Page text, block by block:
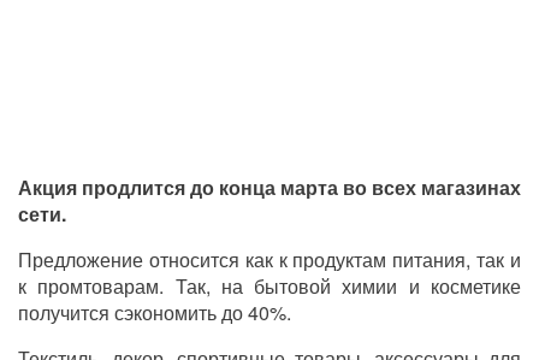
Акция продлится до конца марта во всех магазинах
сети.
Предложение относится как к продуктам питания, так и
к промтоварам. Так, на бытовой химии и косметике
получится сэкономить до 40%.